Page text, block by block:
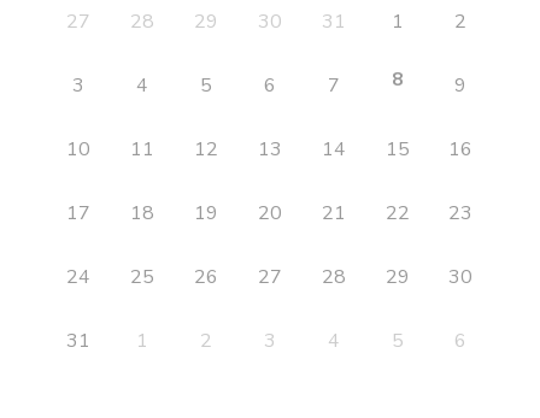
27 28 29 30 31 1 2
3 4 5 6 7 8 9
10 11 12 13 14 15 16
17 18 19 20 21 22 23
24 25 26 27 28 29 30
31 1 2 3 4 5 6